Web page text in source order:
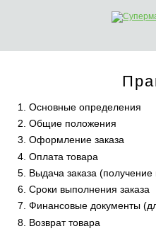
1. Основные определения
2. Общие положения
3. Оформление заказа
4. Оплата товара
5. Выдача заказа (получение
6. Сроки выполнения заказа
7. Финансовые документы
8. Возврат товара